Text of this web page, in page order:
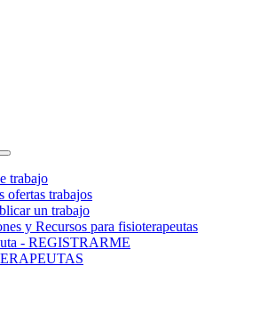
trabajo
ofertas trabajos
un trabajo
y Recursos para fisioterapeutas
- REGISTRARME